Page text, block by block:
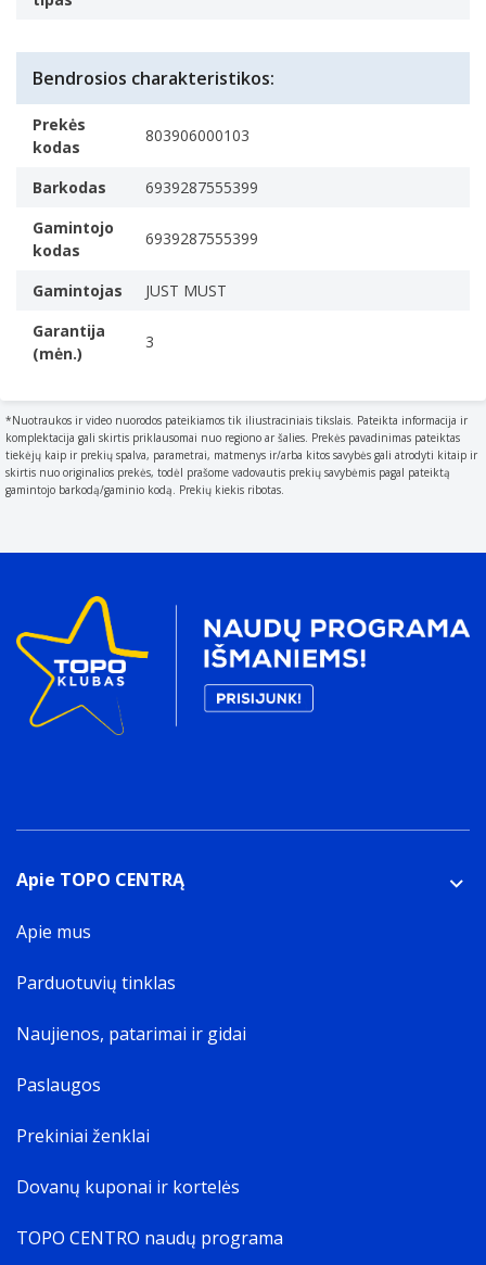
Bendrosios charakteristikos:
Prekės
kodas
803906000103
Barkodas
6939287555399
Gamintojo
kodas
6939287555399
Gamintojas
JUST MUST
Garantija
(mėn.)
3
*Nuotraukos ir video nuorodos pateikiamos tik iliustraciniais tikslais. Pateikta informacija ir
komplektacija gali skirtis priklausomai nuo regiono ar šalies. Prekės pavadinimas pateiktas
tiekėjų kaip ir prekių spalva, parametrai, matmenys ir/arba kitos savybės gali atrodyti kitaip ir
skirtis nuo originalios prekės, todėl prašome vadovautis prekių savybėmis pagal pateiktą
gamintojo barkodą/gaminio kodą. Prekių kiekis ribotas.
Apie TOPO CENTRĄ
Apie mus
Parduotuvių tinklas
Naujienos, patarimai ir gidai
Paslaugos
Prekiniai ženklai
Dovanų kuponai ir kortelės
TOPO CENTRO naudų programa